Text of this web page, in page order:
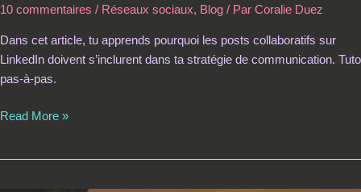
10 commentaires / Réseaux sociaux, Blog / Par Coralie Duez
Dans cet article, tu apprends pourquoi les posts collaboratifs sur
LinkedIn doivent s’inclurent dans ta stratégie de communication. Tuto
pas-à-pas.
Read More »